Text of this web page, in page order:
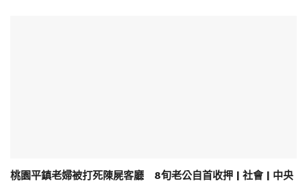
桃園平鎮老婦被打死陳屍客廳 8旬老公自首收押 | 社會 | 中央